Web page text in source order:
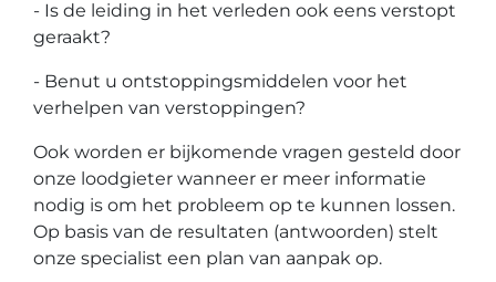
- Is de leiding in het verleden ook eens verstopt
geraakt?
- Benut u ontstoppingsmiddelen voor het
verhelpen van verstoppingen?
Ook worden er bijkomende vragen gesteld door
onze loodgieter wanneer er meer informatie
nodig is om het probleem op te kunnen lossen.
Op basis van de resultaten (antwoorden) stelt
onze specialist een plan van aanpak op.